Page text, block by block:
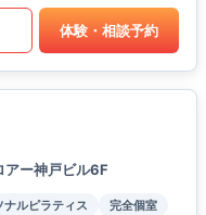
体験・相談予約
ー神戸ビル6F
ナルピラティス
完全個室